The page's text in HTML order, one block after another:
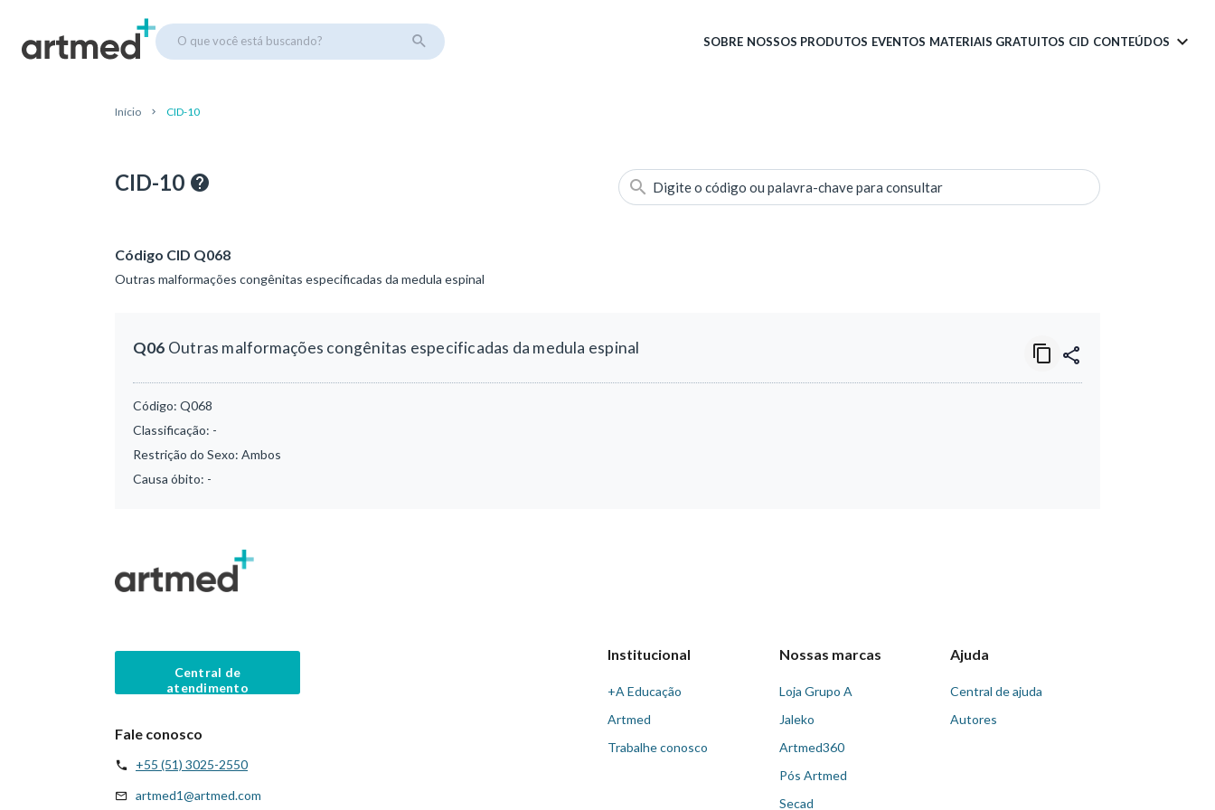
O que você está buscando? SOBRE NOSSOS PRODUTOS EVENTOS MATERIAIS GRATUITOS CID CONTEÚDOS
Início CID-10
CID-10 Digite o código ou palavra-chave para consultar
Código CID Q068
Outras malformações congênitas especificadas da medula espinal
Q06 Outras malformações congênitas especificadas da medula espinal
Código: Q068
Classificação: -
Restrição do Sexo: Ambos
Causa óbito: -
Central de
atendimento
Fale conosco
+55 (51) 3025-2550
artmed1@artmed.com
Institucional
+A Educação
Artmed
Trabalhe conosco
Nossas marcas
Loja Grupo A
Jaleko
Artmed360
Pós Artmed
Secad
Ajuda
Central de ajuda
Autores